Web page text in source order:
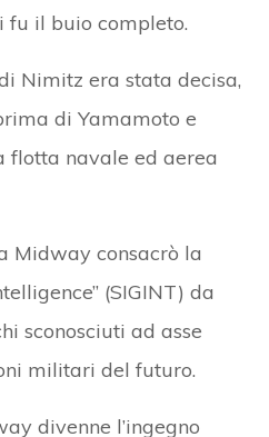
il buio completo.
Nimitz era stata decisa,
di Yamamoto e
flotta navale ed aerea
Midway consacrò la
(SIGINT) da
sconosciuti ad asse
militari del futuro.
divenne l’ingegno